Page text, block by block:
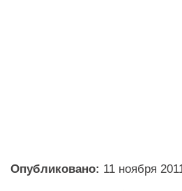
Опубликовано: 11 ноября